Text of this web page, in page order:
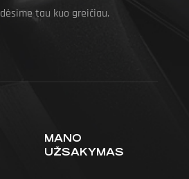
tau kuo greičiau.
MANO
UŽSAKYMAS